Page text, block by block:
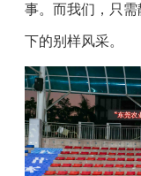
事。而我们，只
下的别样风采。